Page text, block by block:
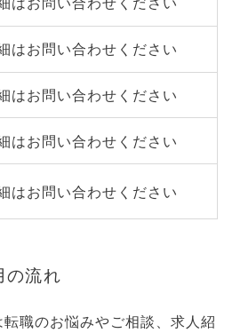
はお問い合わせください
はお問い合わせください
はお問い合わせください
はお問い合わせください
の流れ
職のお悩みやご相談、求人紹